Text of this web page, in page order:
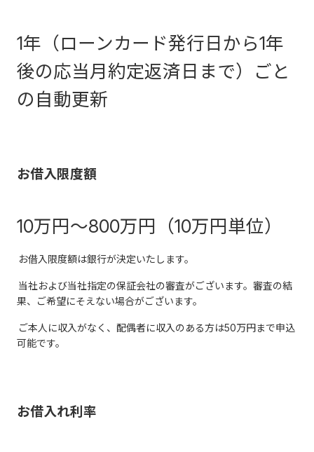
1年（ローンカード発行日から1年
後の応当月約定返済日まで）ごと
の自動更新
お借入限度額
10万円～800万円（10万円単位）
お借入限度額は銀行が決定いたします。
当社および当社指定の保証会社の審査がございます。審査の結
果、ご希望にそえない場合がございます。
ご本人に収入がなく、配偶者に収入のある方は50万円まで申込
可能です。
お借入れ利率